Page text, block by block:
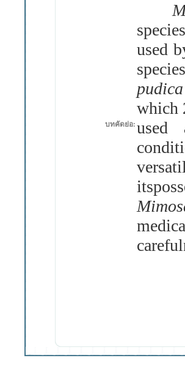
บทคัดย่อ:
used
species
pudica
which
used